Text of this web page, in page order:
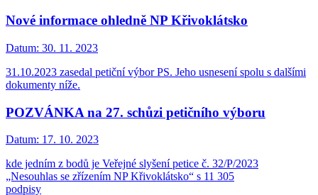
Nové informace ohledně NP Křivoklátsko
Datum: 30. 11. 2023
31.10.2023 zasedal petiční výbor PS. Jeho usnesení spolu s dalšími
dokumenty níže.
POZVÁNKA na 27. schůzi petičního výboru
Datum: 17. 10. 2023
kde jedním z bodů je Veřejné slyšení petice č. 32/P/2023
„Nesouhlas se zřízením NP Křivoklátsko“ s 11 305
podpisy